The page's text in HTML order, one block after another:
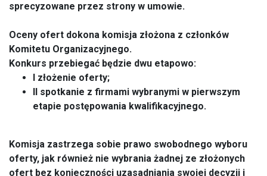
sprecyzowane przez strony w umowie.
Oceny ofert dokona komisja złożona z członków
Komitetu Organizacyjnego.
Konkurs przebiegać będzie dwu etapowo:
I złożenie oferty;
II spotkanie z firmami wybranymi w pierwszym
etapie postępowania kwalifikacyjnego.
Komisja zastrzega sobie prawo swobodnego wyboru
oferty, jak również nie wybrania żadnej ze złożonych
ofert bez konieczności uzasadniania swojej decyzji i